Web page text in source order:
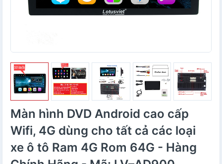
Màn hình DVD Android cao cấp
Wifi, 4G dùng cho tất cả các loại
xe ô tô Ram 4G Rom 64G - Hàng